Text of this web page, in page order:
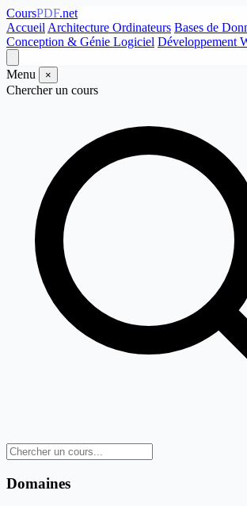
CoursPDF.net
Accueil Architecture Ordinateurs Bases de
Conception & Génie Logiciel Développement
Menu ×
Chercher un cours
Domaines